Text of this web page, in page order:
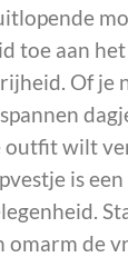
toe aan
Of je
outfit wilt
is
omarm de